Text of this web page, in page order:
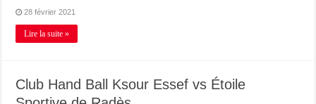
28 février 2021
Lire la suite »
Club Hand Ball Ksour Essef vs Étoile